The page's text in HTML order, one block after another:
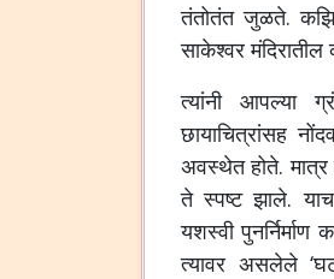
तंतोतंत जुळते.
साकेश्वर
त्यांनी आपल्या
छायाचित्रांसह
अवस्थेत होते. मात्र
ते स्पष्ट झाले. याच
यशस्वी
त्यावर असलेले